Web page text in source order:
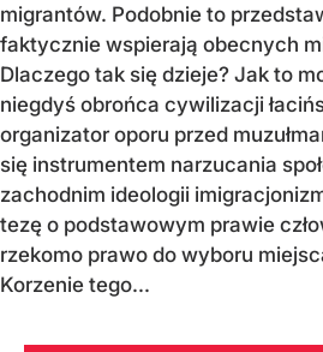
migrantów. Podobnie to
faktycznie wspierają obecnych
Dlaczego tak się dzieje? Jak to
niegdyś obrońca cywilizacji
organizator oporu przed
się instrumentem narzucania
zachodnim ideologii
tezę o podstawowym prawie
rzekomo prawo do wyboru
Korzenie tego...